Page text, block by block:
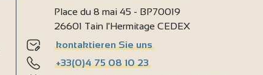
Place du 8 mai 45 - BP70019
26601 Tain l'Hermitage CEDEX
kontaktieren Sie uns
+33(0)4 75 08 10 23